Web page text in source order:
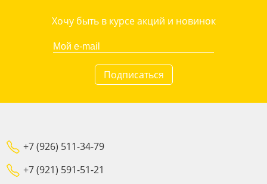
Хочу быть в курсе акций и новинок
Подписаться
+7 (926) 511-34-79
+7 (921) 591-51-21